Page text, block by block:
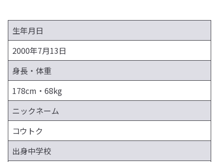
生年月日
2000年7月13日
身長・体重
178cm・68kg
ニックネーム
コウトク
出身中学校